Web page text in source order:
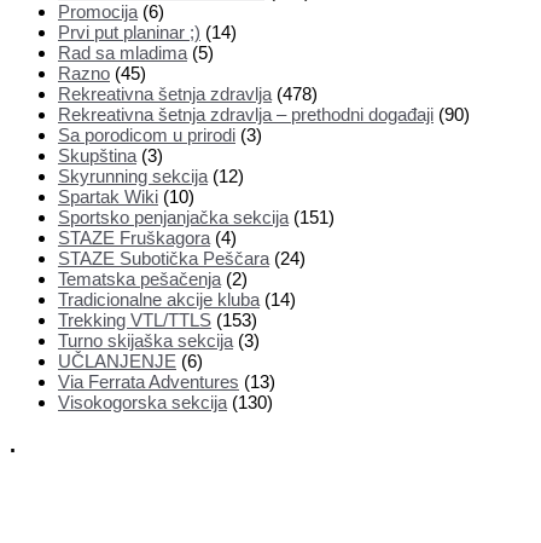
Promocija (6)
Prvi put planinar ;) (14)
Rad sa mladima (5)
Razno (45)
Rekreativna šetnja zdravlja (478)
Rekreativna šetnja zdravlja – prethodni događaji (90)
Sa porodicom u prirodi (3)
Skupština (3)
Skyrunning sekcija (12)
Spartak Wiki (10)
Sportsko penjanjačka sekcija (151)
STAZE Fruškagora (4)
STAZE Subotička Peščara (24)
Tematska pešačenja (2)
Tradicionalne akcije kluba (14)
Trekking VTL/TTLS (153)
Turno skijaška sekcija (3)
UČLANJENJE (6)
Via Ferrata Adventures (13)
Visokogorska sekcija (130)
.